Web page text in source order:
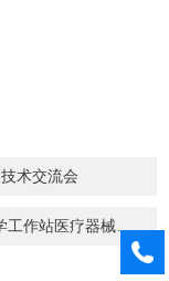
术交流会
蚀行业专项培训班邀请函